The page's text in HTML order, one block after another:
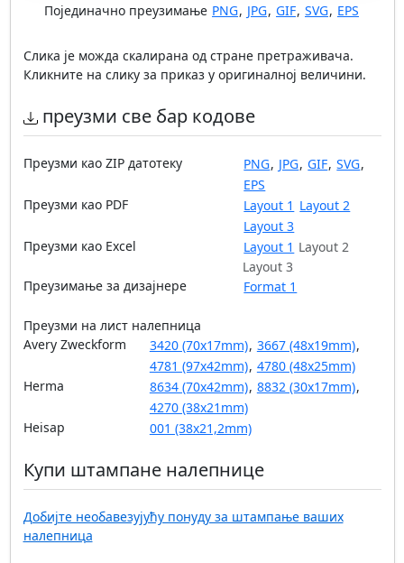
Појединачно преузимање PNG, JPG, GIF, SVG, EPS
Слика је можда скалирана од стране претраживача.
Кликните на слику за приказ у оригиналној величини.
преузми све бар кодове
Преузми као ZIP датотеку PNG, JPG, GIF, SVG,
EPS
Преузми као PDF
Layout 1 Layout 2
Layout 3
Преузми као Excel
Layout 1 Layout 2
Layout 3
Преузимање за дизајнере
Format 1
Преузми на лист налепница
Avery Zweckform
3420 (70x17mm), 3667 (48x19mm),
4781 (97x42mm), 4780 (48x25mm)
Herma
8634 (70x42mm), 8832 (30x17mm),
4270 (38x21mm)
Heisap
001 (38x21,2mm)
Купи штампане налепнице
Добијте необавезујућу понуду за штампање ваших
налепница